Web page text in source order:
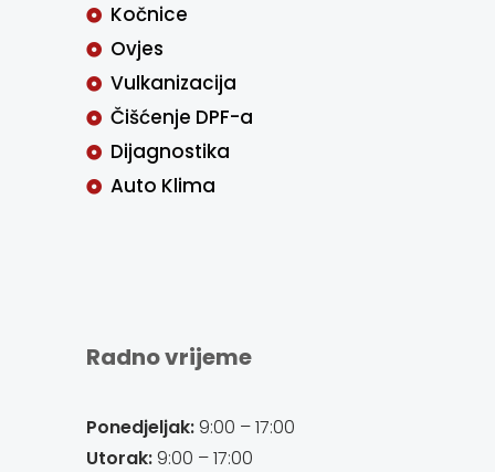
Kočnice
Ovjes
Vulkanizacija
Čišćenje DPF-a
Dijagnostika
Auto Klima
Radno vrijeme
Ponedjeljak:9:00 – 17:00
Utorak:9:00 – 17:00